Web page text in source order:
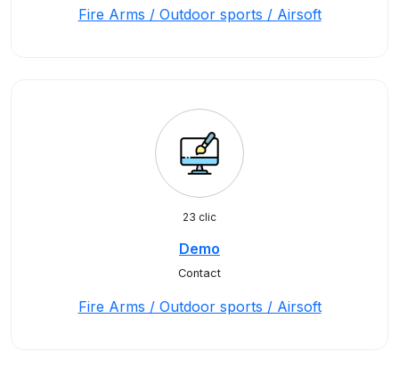
Fire Arms / Outdoor sports / Airsoft
23 clic
Demo
Contact
Fire Arms / Outdoor sports / Airsoft